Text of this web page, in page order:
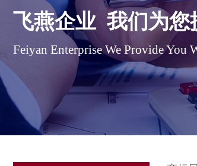
Feiyan Enterprise We Provide You
飞燕企业 我们 为您